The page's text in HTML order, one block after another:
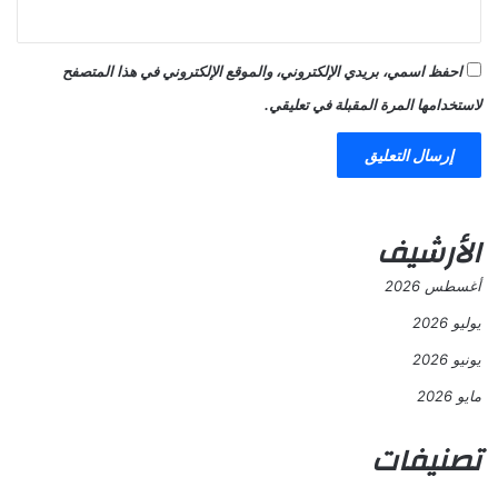
احفظ اسمي، بريدي الإلكتروني، والموقع الإلكتروني في هذا المتصفح
لاستخدامها المرة المقبلة في تعليقي.
الأرشيف
أغسطس 2026
يوليو 2026
يونيو 2026
مايو 2026
تصنيفات